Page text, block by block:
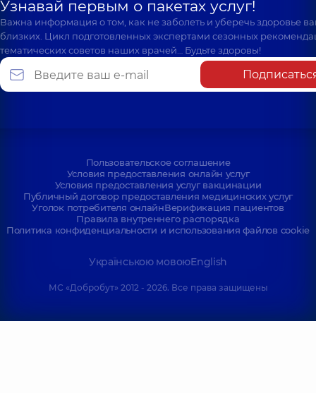
Узнавай первым о пакетах услуг!
Важна информация о том, как не заболеть и уберечь здоровье
близких. Цикл подготовленных экспертами сезонных
тематических советов наших врачей… Будьте здоровы!
Пользовательское соглашение
Условия предоставления онлайн услуг
Условия предоставления услуг вакцинации
Публичный договор предоставления медицинских услуг
Уголок потребителя онлайнВерификация пациентов
Правила внутреннего распорядка
Политика конфиденциальности и использования файлов cookie
Українською мовоюEnglish
МС «Добробут» 2012 - 2026. Все права защищены